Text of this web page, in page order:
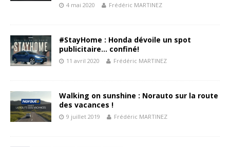
4 mai 2020 Frédéric MARTINEZ
#StayHome : Honda dévoile un spot
publicitaire… confiné!
11 avril 2020 Frédéric MARTINEZ
Walking on sunshine : Norauto sur la route
des vacances !
9 juillet 2019 Frédéric MARTINEZ